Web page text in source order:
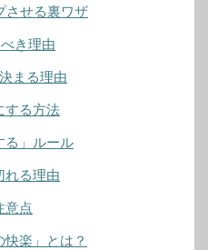
させる裏ワザ
き理由
まる理由
する方法
る」ルール
れる理由
意点
楽」とは？